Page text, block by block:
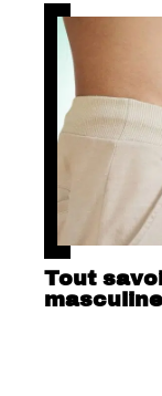
Tout
masculine